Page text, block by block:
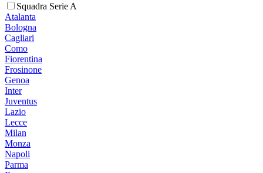
Squadra Serie A
Atalanta
Bologna
Cagliari
Como
Fiorentina
Frosinone
Genoa
Inter
Juventus
Lazio
Lecce
Milan
Monza
Napoli
Parma